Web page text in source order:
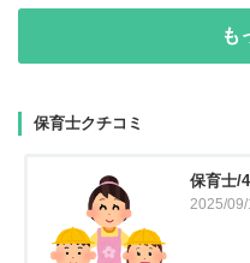
も
保育士クチコミ
保育士/
2025/09/